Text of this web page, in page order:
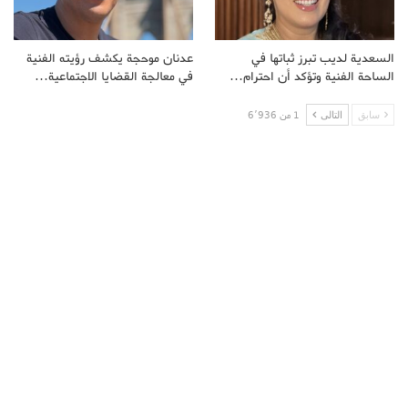
السعدية لديب تبرز ثباتها في
الساحة الفنية وتؤكد أن احترام…
عدنان موحجة يكشف رؤيته الفنية
في معالجة القضايا الاجتماعية…
سابق التالى 1 من 6٬936